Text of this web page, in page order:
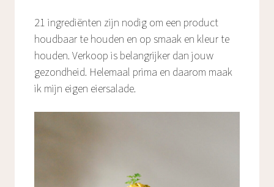
21 ingrediënten zijn nodig om een product
houdbaar te houden en op smaak en kleur te
houden. Verkoop is belangrijker dan jouw
gezondheid. Helemaal prima en daarom maak
ik mijn eigen eiersalade.